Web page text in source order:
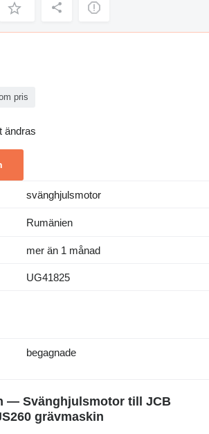
pris
ändras
svänghjulsmotor
Rumänien
mer än 1 månad
UG41825
begagnade
— Svänghjulsmotor till JCB
grävmaskin